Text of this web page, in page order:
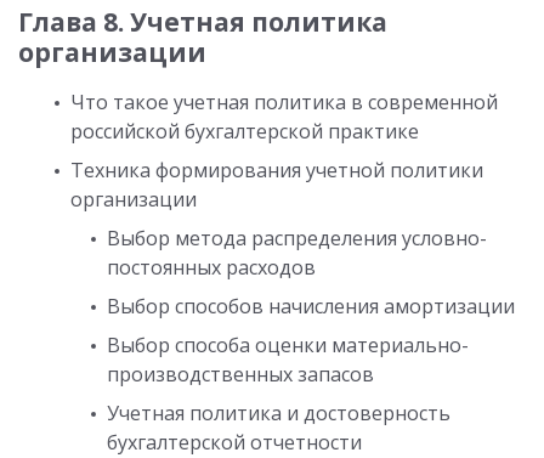
Глава 8. Учетная политика
организации
Что такое учетная политика в современной
российской бухгалтерской практике
Техника формирования учетной политики
организации
Выбор метода распределения условно-
постоянных расходов
Выбор способов начисления амортизации
Выбор способа оценки материально-
производственных запасов
Учетная политика и достоверность
бухгалтерской отчетности